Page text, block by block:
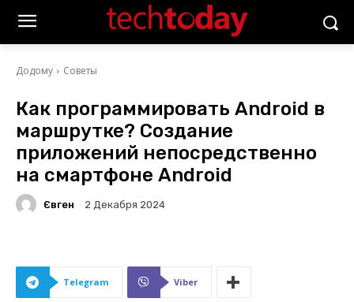
Додому Советы
Как программировать Android в
маршрутке? Создание
приложений непосредственно
на смартфоне Android
Євген 2 Декабря 2024
Telegram Viber